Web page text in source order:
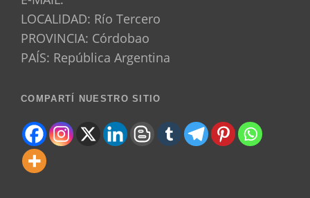
LOCALIDAD: Río Tercero
PROVINCIA: Córdobao
PAÍS: República Argentina
COMPARTÍ NUESTRO SITIO